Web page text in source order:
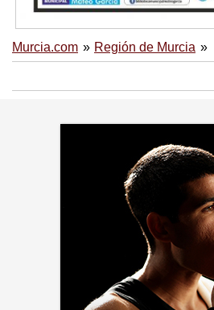
Murcia.com Región de Murcia